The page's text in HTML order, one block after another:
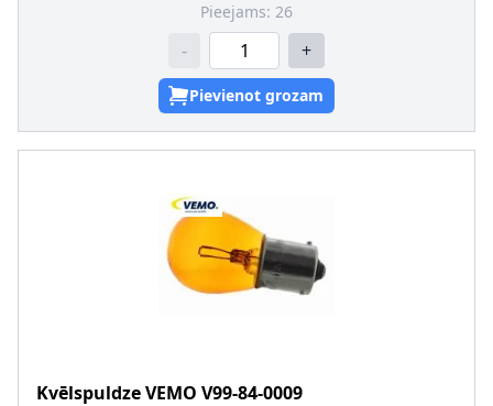
Pieejams: 26
- +
Pievienot grozam
KvēlspuldzeVEMO V99-84-0009